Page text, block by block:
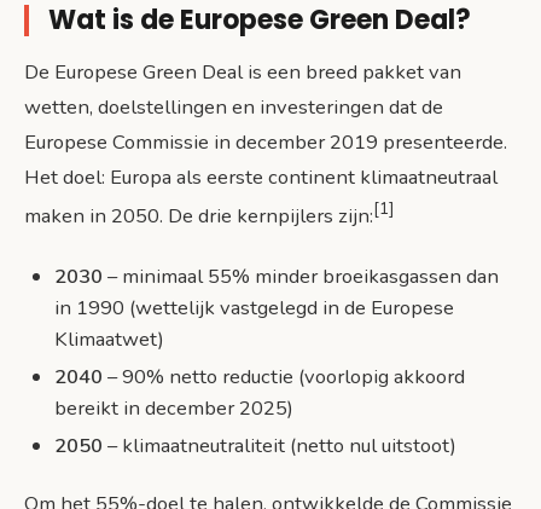
Wat is de Europese Green Deal?
De Europese Green Deal is een breed pakket van
wetten, doelstellingen en investeringen dat de
Europese Commissie in december 2019 presenteerde.
Het doel: Europa als eerste continent klimaatneutraal
maken in 2050. De drie kernpijlers zijn:[1]
2030 – minimaal 55% minder broeikasgassen dan
in 1990 (wettelijk vastgelegd in de Europese
Klimaatwet)
2040 – 90% netto reductie (voorlopig akkoord
bereikt in december 2025)
2050 – klimaatneutraliteit (netto nul uitstoot)
Om het 55%-doel te halen, ontwikkelde de Commissie